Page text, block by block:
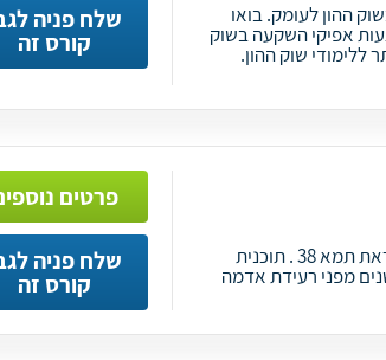
ההון לעומק. בואו
אפיקי השקעה בשוק
שוק ההון.
שלח פניה
קורס זה
במדינת ישראל כיום ישנו תכנית מתאר ארצית שנקראת תמא 38 . תוכנית
מפני רעידת אדמה
פרטים
שלח פניה
קורס זה